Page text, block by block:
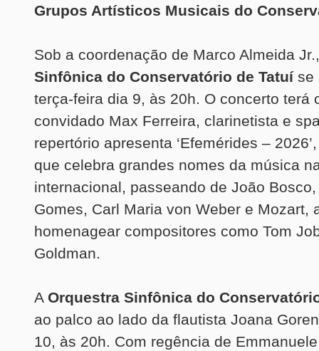
Grupos Artísticos Musicais do
Sob a coordenação de Marco Almeida
Sinfônica do Conservatório de Tatuíse
terça-feira dia 9, às 20h. O concerto terá
convidado Max Ferreira, clarinetista e
repertório apresenta ‘Efemérides –
que celebra grandes nomes da música
internacional, passeando de João
Gomes, Carl Maria von Weber e Mozart,
homenagear compositores como Tom
Goldman.
A Orquestra Sinfônica do
ao palco ao lado da flautista Joana
10, às 20h. Com regência de